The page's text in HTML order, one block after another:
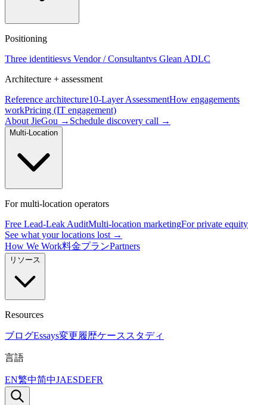
Positioning
Three identitiesvs Vendor / Consultantvs Glean ADLC
Architecture + assessment
Reference architecture10-Layer AssessmentHow engagements
workPricing (IT engagement)
About JieGou → Schedule discovery call →
Multi-Location
For multi-location operators
Free Lead-Leak AuditMulti-location marketingFor private equity
See what your locations lost →
How We Work料金プランPartners
リソース
Resources
ブログEssays変更履歴ケーススタディ
言語
EN繁中简中JAESDEFR